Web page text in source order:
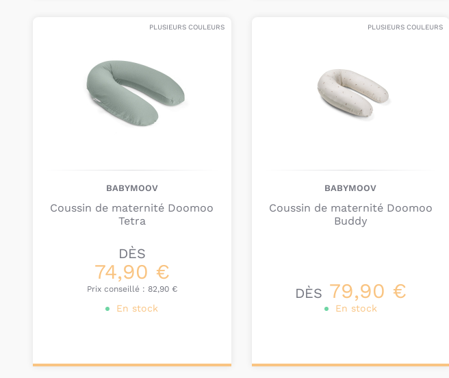
PLUSIEURS COULEURS
BABYMOOV
Coussin de maternité Doomoo
Tetra
DÈS
74,90 €
Prix conseillé : 82,90 €
En stock
PLUSIEURS COULEURS
BABYMOOV
Coussin de maternité Doomoo
Buddy
DÈS 79,90 €
En stock